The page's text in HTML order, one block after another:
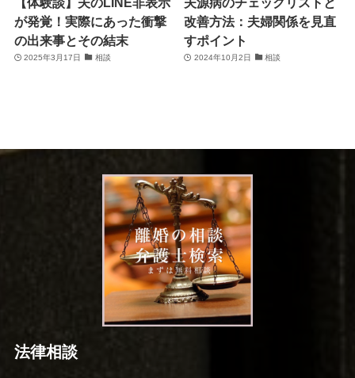
が発覚！実際にあった衝撃
の出来事とその結末
2025年3月17日 相談
改善方法：夫婦関係を見直
すポイント
2024年10月2日 相談
法律相談